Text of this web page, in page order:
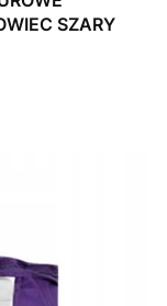
SZARY